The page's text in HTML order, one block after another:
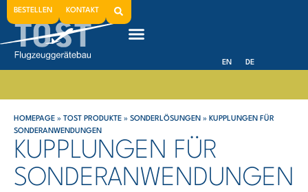
BESTELLEN KONTAKT
EN DE
HOMEPAGE » TOST PRODUKTE » SONDERLÖSUNGEN » KUPPLUNGEN FÜR
SONDERANWENDUNGEN
KUPPLUNGEN FÜR
SONDERANWENDUNGEN